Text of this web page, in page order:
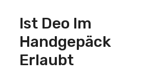
Ist Deo Im
Handgepäck
Erlaubt